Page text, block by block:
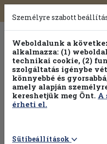
Toggle
navigation
Személyre szabott
Weboldalunk a
alkalmazza: (1)
technikai cookie, (2)
szolgáltatás igénybe
könnyebbé és
amely alapján
kereshetjük meg Önt. A
érheti el.
Sütibeállítások